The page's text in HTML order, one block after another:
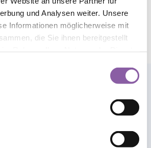
und Analysen weiter. Unsere
Informationen möglicherweise mit
die Sie ihnen bereitgestellt
cannot access this page directly.
offer
deals, discount coupons and custom
you pages.